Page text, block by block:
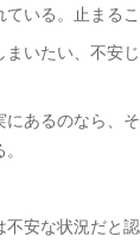
いる。止まる
まいたい、不安
にあるのなら、
不安な状況だと